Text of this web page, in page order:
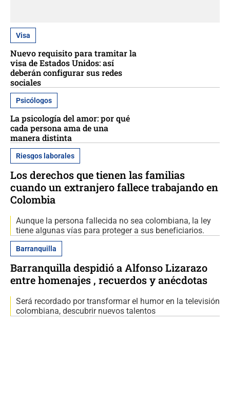
Visa
Nuevo requisito para tramitar la
visa de Estados Unidos: así
deberán configurar sus redes
sociales
Psicólogos
La psicología del amor: por qué
cada persona ama de una
manera distinta
Riesgos laborales
Los derechos que tienen las familias
cuando un extranjero fallece trabajando en
Colombia
Aunque la persona fallecida no sea colombiana, la ley
tiene algunas vías para proteger a sus beneficiarios.
Barranquilla
Barranquilla despidió a Alfonso Lizarazo
entre homenajes , recuerdos y anécdotas
Será recordado por transformar el humor en la televisión
colombiana, descubrir nuevos talentos